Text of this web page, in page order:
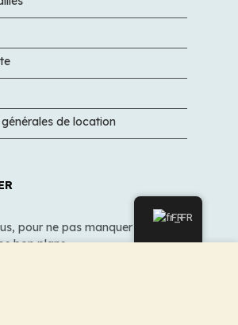
de location
pour ne pas manquer nos
bon plans
FR